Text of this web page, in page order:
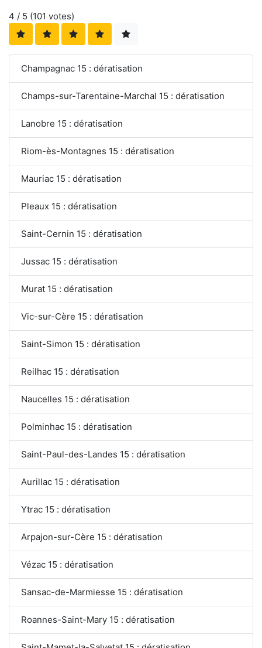
4 / 5 (101 votes)
Champagnac 15 : dératisation
Champs-sur-Tarentaine-Marchal 15 : dératisation
Lanobre 15 : dératisation
Riom-ès-Montagnes 15 : dératisation
Mauriac 15 : dératisation
Pleaux 15 : dératisation
Saint-Cernin 15 : dératisation
Jussac 15 : dératisation
Murat 15 : dératisation
Vic-sur-Cère 15 : dératisation
Saint-Simon 15 : dératisation
Reilhac 15 : dératisation
Naucelles 15 : dératisation
Polminhac 15 : dératisation
Saint-Paul-des-Landes 15 : dératisation
Aurillac 15 : dératisation
Ytrac 15 : dératisation
Arpajon-sur-Cère 15 : dératisation
Vézac 15 : dératisation
Sansac-de-Marmiesse 15 : dératisation
Roannes-Saint-Mary 15 : dératisation